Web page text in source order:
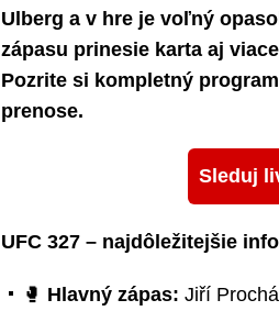
Ulberg a v hre je voľný
zápasu prinesie karta aj
Pozrite si kompletný
prenose.
Sleduj
UFC 327 – najdôležitejšie
🥊 Hlavný zápas: Jiří